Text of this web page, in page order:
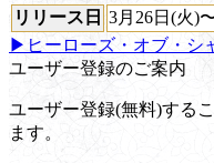
リリース日 3月26日(火)
▶ヒーローズ・オブ・シ
ユーザー登録のご案内
ユーザー登録(無料)する
ます。